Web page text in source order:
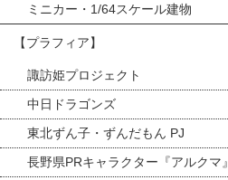
ミニカー・1/64スケール建物
【プラフィア】
諏訪姫プロジェクト
中日ドラゴンズ
東北ずん子・ずんだもん PJ
長野県PRキャラクター『アルクマ』